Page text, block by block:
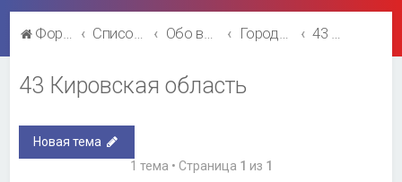
Форум Рено Список форумов Обо всём остальном Города и регионы. 43 Кировская область
43 Кировская область
Новая тема
1 тема • Страница 1 из 1